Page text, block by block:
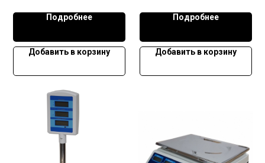
Подробнее
Добавить в корзину
Подробнее
Добавить в корзину